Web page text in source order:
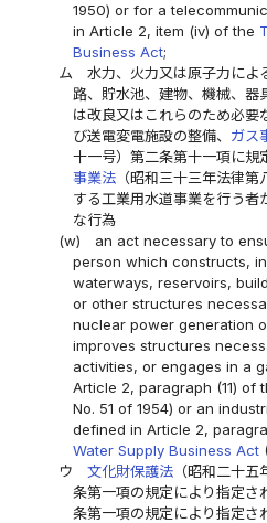
1950) or for a
in Article 2, item (iv) of the
Business Act;
ム
水力、火力又は原子力によ
路、貯水池、建物、機械、器
は改良又はこれらのため必要
び送電変電施設の整備、 ガス
十一号）第二条第十一項に規
事業法（昭和三十三年法律第
する工業用水道事業を行う者
な行為
(w)
an act necessary to
person which constructs,
waterways, reservoirs,
or other structures
nuclear power generation
improves structures
activities, or engages in a
Article 2, paragraph (11) of
No. 51 of 1954) or an
defined in Article 2,
Water Supply Business Act
ウ
文化財保護法（昭和二十五
条第一項の規定により指定さ
条第一項の規定により指定さ